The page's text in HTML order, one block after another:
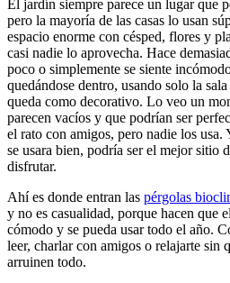
El jardín siempre parece un lugar que
pero la mayoría de las casas lo usan
espacio enorme con césped, flores y
casi nadie lo aprovecha. Hace
poco o simplemente se siente
quedándose dentro, usando solo la
queda como decorativo. Lo veo un
parecen vacíos y que podrían ser
el rato con amigos, pero nadie los usa.
se usara bien, podría ser el mejor sitio
disfrutar.
Ahí es donde entran las pérgolas
y no es casualidad, porque hacen que
cómodo y se pueda usar todo el año.
leer, charlar con amigos o relajarte sin
arruinen todo.